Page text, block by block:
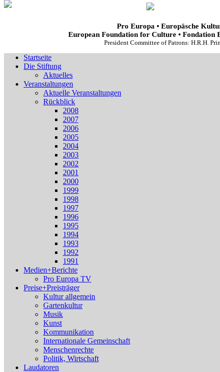
Pro Europa • Europäsche
European Foundation for Culture • Fondation
President Committee of Patrons: H.R.H.
Startseite
Die Stiftung
Aktuelles
Veranstaltungen
Aktuelle Veranstaltungen
Rückblick
2008
2007
2006
2005
2004
2003
2002
2001
2000
1999
1998
1997
1996
1995
1994
1993
1992
1991
Medien+Berichte
Pro Europa TV
Preise+Preisträger
Kultur allgemein
Gartenkultur
Musik
Kunst
Kommunikation
Internationale Gemeinschaft
Menschenrechte
Politik, Wirtschaft
Laudatoren